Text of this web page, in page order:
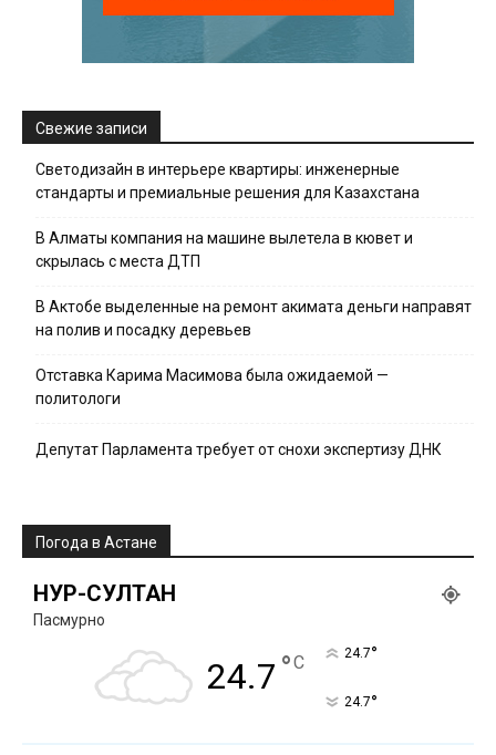
Свежие записи
Светодизайн в интерьере квартиры: инженерные
стандарты и премиальные решения для Казахстана
В Алматы компания на машине вылетела в кювет и
скрылась с места ДТП
В Актобе выделенные на ремонт акимата деньги направят
на полив и посадку деревьев
Отставка Карима Масимова была ожидаемой —
политологи
Депутат Парламента требует от снохи экспертизу ДНК
Погода в Астане
НУР-СУЛТАН
Пасмурно
24.7 °C 24.7°
24.7°